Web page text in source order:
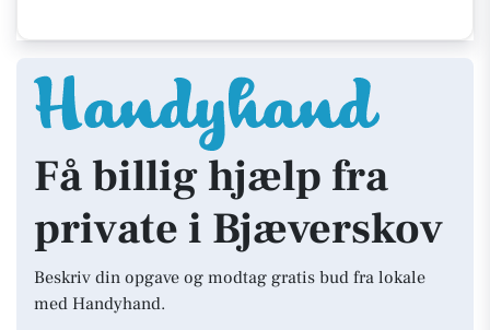
Få billig hjælp fra
private i Bjæverskov
Beskriv din opgave og modtag gratis bud fra lokale
med Handyhand.